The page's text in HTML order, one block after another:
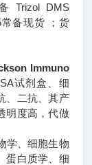
Trizol DMS
备现货 ；货
Immuno
试剂盒、细
、二抗、其产
明度高，代做
学、细胞生物
蛋白质学、细